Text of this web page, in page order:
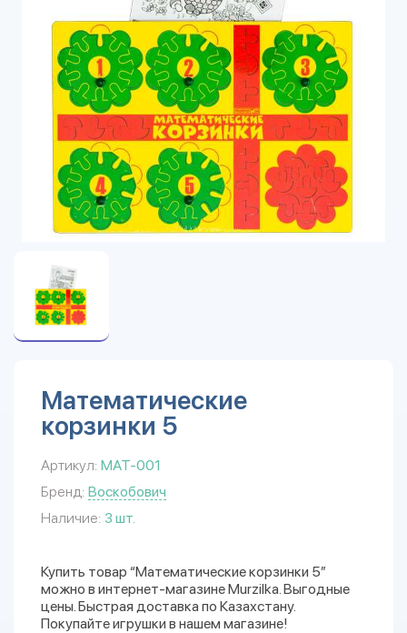
Математические
корзинки 5
Артикул: МАТ-001
Бренд: Воскобович
Наличие: 3 шт.
Купить товар “Математические корзинки 5”
можно в интернет-магазине Murzilka. Выгодные
цены. Быстрая доставка по Казахстану.
Покупайте игрушки в нашем магазине!